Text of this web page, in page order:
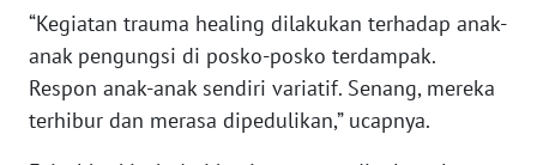
“Kegiatan trauma healing dilakukan terhadap anak-
anak pengungsi di posko-posko terdampak.
Respon anak-anak sendiri variatif. Senang, mereka
terhibur dan merasa dipedulikan,” ucapnya.
WN
SULBAR
WN